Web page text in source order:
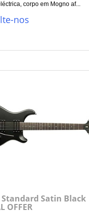
corpo em Mogno af...
nos
Standard Satin Black
OFFER